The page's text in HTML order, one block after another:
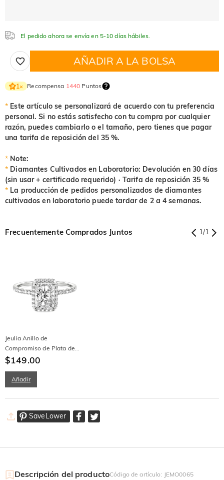
Azul aguamarina
Verde esmeralda
Rojo fucsia
Verde peridoto
Negro ónix
$0.00
$0.00
Azul aguamarina
$0.00
Verde esmeralda
$0.00
Rosa fancy
$0.00
Rojo fucsia
$0.00
Verde peridoto
$0.00
Azul zafiro
$0.00
$0.00
$0.00
Blanco
Rojo granate
Azul aguamarina
Verde esmeralda
Rojo fucsia
Verde peridoto
Negro ónix
$0.00
Amarillo
$0.00
El pedido ahora se envía en 5-10 días hábiles.
AÑADIR A LA BOLSA
1× Recompensa 1440 Puntos
* Este artículo se personalizará de acuerdo con tu preferencia
personal. Si no estás satisfecho con tu compra por cualquier
razón, puedes cambiarlo o el tamaño, pero tienes que pagar
una tarifa de reposición del 35 %.
* Note:
* Diamantes Cultivados en Laboratorio: Devolución en 30 días
(sin usar + certificado requerido) · Tarifa de reposición 35 %
* La producción de pedidos personalizados de diamantes
cultivados en laboratorio puede tardar de 2 a 4 semanas.
Frecuentemente Comprados Juntos 1/1
Jeulia Anillo de
Compromiso de Plata de
Ley con Halo y Corte
$149.00
Añadir
SaveLower
Descripción del productoCódigo de artículo : JEMO0065